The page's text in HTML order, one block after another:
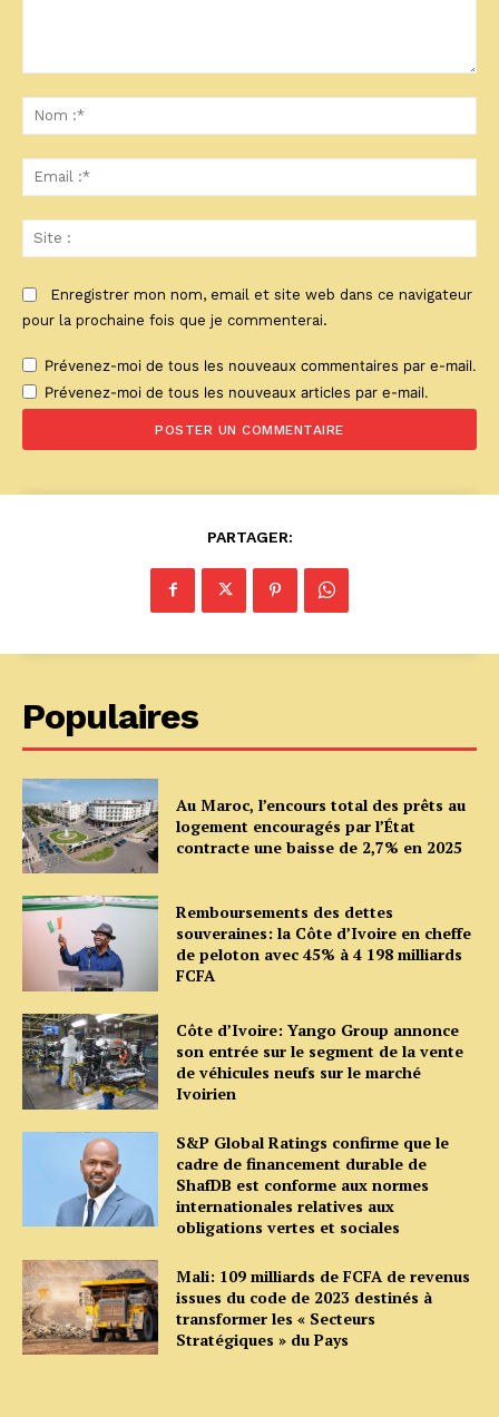
:*
:*
:
Enregistrer mon nom, email et site web dans ce navigateur
pour la prochaine fois que je commenterai.
Prévenez-moi de tous les nouveaux commentaires par e-mail.
Prévenez-moi de tous les nouveaux articles par e-mail.
PARTAGER:
Populaires
Au Maroc, l’encours total des prêts au
logement encouragés par l’État
contracte une baisse de 2,7% en 2025
Remboursements des dettes
souveraines: la Côte d’Ivoire en cheffe
de peloton avec 45% à 4 198 milliards
FCFA
Côte d’Ivoire: Yango Group annonce
son entrée sur le segment de la vente
de véhicules neufs sur le marché
Ivoirien
S&P Global Ratings confirme que le
cadre de financement durable de
ShafDB est conforme aux normes
internationales relatives aux
obligations vertes et sociales
Mali: 109 milliards de FCFA de revenus
issues du code de 2023 destinés à
transformer les « Secteurs
Stratégiques » du Pays